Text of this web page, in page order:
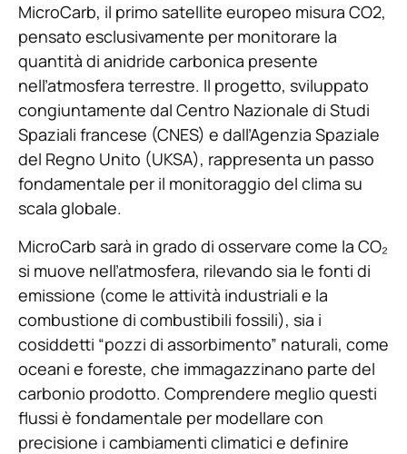
MicroCarb, il primo satellite europeo misura CO2,
pensato esclusivamente per monitorare la
quantità di anidride carbonica presente
nell’atmosfera terrestre. Il progetto, sviluppato
congiuntamente dal Centro Nazionale di Studi
Spaziali francese (CNES) e dall’Agenzia Spaziale
del Regno Unito (UKSA), rappresenta un passo
fondamentale per il monitoraggio del clima su
scala globale.
MicroCarb sarà in grado di osservare come la CO₂
si muove nell’atmosfera, rilevando sia le fonti di
emissione (come le attività industriali e la
combustione di combustibili fossili), sia i
cosiddetti “pozzi di assorbimento” naturali, come
oceani e foreste, che immagazzinano parte del
carbonio prodotto. Comprendere meglio questi
flussi è fondamentale per modellare con
precisione i cambiamenti climatici e definire